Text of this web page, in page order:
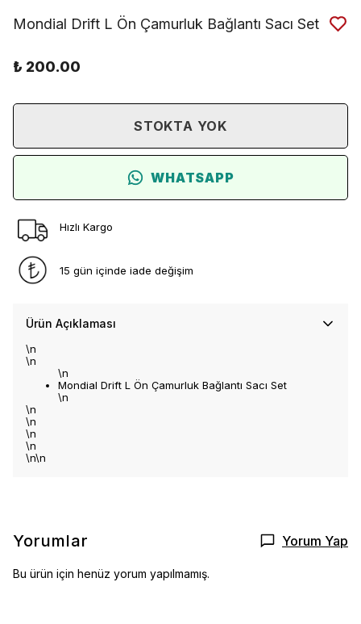
Mondial Drift L Ön Çamurluk Bağlantı Sacı Set
₺ 200.00
STOKTA YOK
WHATSAPP
Hızlı Kargo
15 gün içinde iade değişim
Ürün Açıklaması
\n
\n
\n
Mondial Drift L Ön Çamurluk Bağlantı Sacı Set
\n
\n
\n
\n
\n
\n\n
Yorumlar Yorum Yap
Bu ürün için henüz yorum yapılmamış.